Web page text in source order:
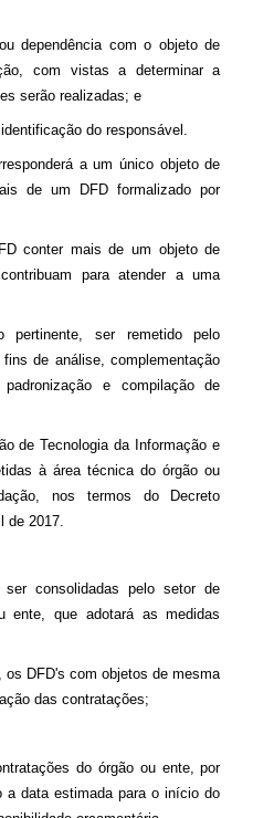
dependência com o objeto de
com vistas a determinar a
serão realizadas; e
do responsável.
a um único objeto de
de um DFD formalizado por
conter mais de um objeto de
para atender a uma
pertinente, ser remetido pelo
de análise, complementação
e compilação de
de Tecnologia da Informação e
à área técnica do órgão ou
nos termos do Decreto
de 2017.
ser consolidadas pelo setor de
ente, que adotará as medidas
DFD's com objetos de mesma
das contratações;
do órgão ou ente, por
a data estimada para o início do